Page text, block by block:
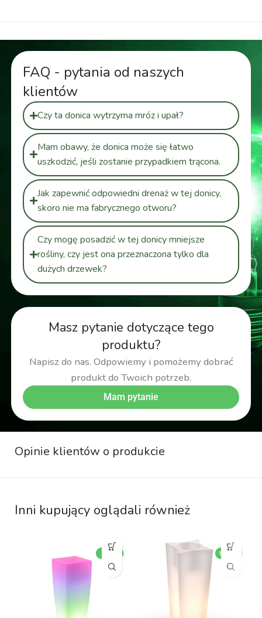
Masz pytanie dotyczące tego
produktu?
Napisz do nas. Odpowiemy i pomożemy dobrać
produkt do Twoich potrzeb.
Mam pytanie
FAQ - pytania od naszych
klientów
Czy ta donica wytrzyma mróz i upał?
Mam obawy, że donica może się łatwo
uszkodzić, jeśli zostanie przypadkiem trącona.
Jak zapewnić odpowiedni drenaż w tej donicy,
skoro nie ma fabrycznego otworu?
Czy mogę posadzić w tej donicy mniejsze
rośliny, czy jest ona przeznaczona tylko dla
dużych drzewek?
Opinie klientów o produkcie
Inni kupujący oglądali również